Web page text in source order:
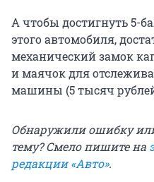
А чтобы достигнуть 5-
этого автомобиля,
механический замок
и маячок для
машины (5 тысяч
Обнаружили ошибку
тему? Смело пишите на
редакции «Авто».